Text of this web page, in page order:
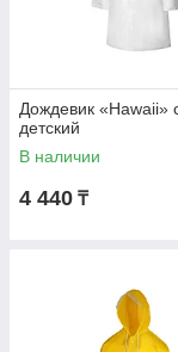
Дождевик «Hawaii»
детский
В наличии
4 440 ₸